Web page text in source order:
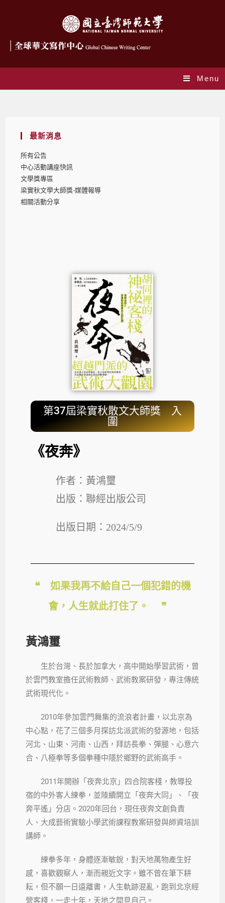
Menu
最新消息
所有公告
中心活動講座快訊
文學獎專區
梁實秋文學大師獎-媒體報導
相關活動分享
第37屆梁實秋散文大師獎 入
圍
《夜奔》
作者：黃鴻璽
出版：聯經出版公司
出版日期：2024/5/9
❝ 如果我再不給自己一個犯錯的機
會，人生就此打住了。 ❞
黃鴻璽
生於台灣、長於加拿大，高中開始學習武術，曾
於雲門教室擔任武術教師、武術教案研發，專注傳統
武術現代化。
2010年參加雲門舞集的流浪者計畫，以北京為
中心點，花了三個多月探訪北派武術的發源地，包括
河北、山東、河南、山西，拜訪長拳、彈腿、心意六
合、八極拳等多個拳種中隱於鄉野的武術高手。
2011年開辦「夜奔北京」四合院客棧，教導投
宿的中外客人練拳，並陸續開立「夜奔大同」、「夜
奔平遙」分店。2020年回台，現任夜奔文創負責
人、大成藝術實驗小學武術課程教案研發與師資培訓
講師。
練拳多年，身體逐漸敏銳，對天地萬物產生好
感，喜歡觀察人，漸而親近文字。雖不曾在筆下耕
耘，但不願一日遠離書，人生軌跡混亂，跑到北京經
營客棧，一走十年，天地之間見自己。